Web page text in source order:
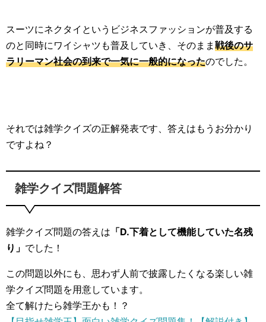
スーツにネクタイというビジネスファッションが普及する
のと同時にワイシャツも普及していき、そのまま 戦後のサ
ラリーマン社会の到来で一気に一般的になったのでした。
それでは雑学クイズの正解発表です、答えはもうお分かり
ですよね？
雑学クイズ問題解答
雑学クイズ問題の答えは 「D.下着として機能していた名残
り」 でした！
この問題以外にも、思わず人前で披露したくなる楽しい雑
学クイズ問題を用意しています。
全て解けたら雑学王かも！？